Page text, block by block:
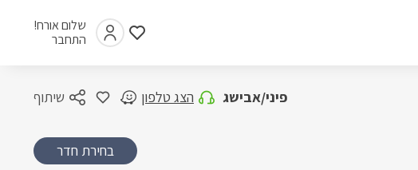
שלום אורח!
התחבר
שיתוף פיני/אבישג הצג טלפון
בחירת חדר